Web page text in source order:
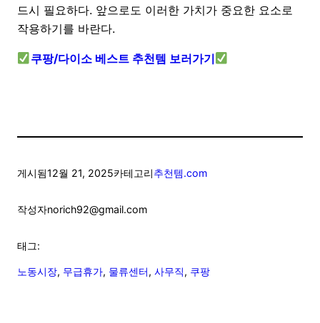
드시 필요하다. 앞으로도 이러한 가치가 중요한 요소로
작용하기를 바란다.
쿠팡/다이소 베스트 추천템 보러가기
게시됨12월 21, 2025카테고리추천템.com
작성자norich92@gmail.com
태그:
노동시장, 무급휴가, 물류센터, 사무직, 쿠팡